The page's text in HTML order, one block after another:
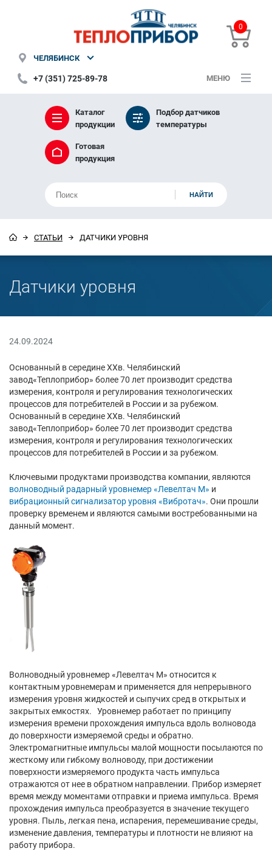
ЧЕЛЯБИНСК
+7 (351) 725-89-78 МЕНЮ
0
Каталог
продукции
Подбор датчиков
температуры
Готовая
продукция
СТАТЬИ ДАТЧИКИ УРОВНЯ
Датчики уровня
24.09.2024
Основанный в середине XXв. Челябинский
завод«Теплоприбор» более 70 лет производит средства
измерения, контроля и регулирования технологических
процессов для потребителей в России и за рубежом.
Основанный в середине XXв. Челябинский
завод«Теплоприбор» более 70 лет производит средства
измерения, контроля и регулирования технологических
процессов для потребителей в России и за рубежом.
Ключевыми продуктами производства компании, являются
волноводный радарный уровнемер «Левелтач М» и
вибрационный сигнализатор уровня «Вибротач». Они прошли
проверку временем и являются самыми востребованными на
данный момент.
Волноводный уровнемер «Левелтач М» относится к
контактным уровнемерам и применяется для непрерывного
измерения уровня жидкостей и сыпучих сред в открытых и
закрытых емкостях. Уровнемер работает по принципу
измерения времени прохождения импульса вдоль волновода
до поверхности измеряемой среды и обратно.
Электромагнитные импульсы малой мощности посылаются по
жесткому или гибкому волноводу, при достижении
поверхности измеряемого продукта часть импульса
отражаются от нее в обратном направлении. Прибор измеряет
время между моментами отправки и приема импульса. Время
прохождения импульса преобразуется в значение текущего
уровня. Пыль, легкая пена, испарения, перемешивание среды,
изменение давления, температуры и плотности не влияют на
работу прибора.